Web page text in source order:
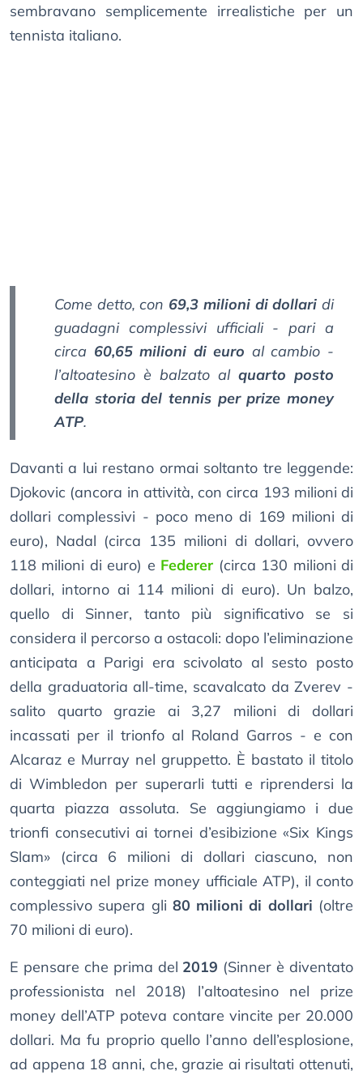
sembravano semplicemente irrealistiche per un
tennista italiano.
Come detto, con 69,3 milioni di dollari di
guadagni complessivi ufficiali - pari a
circa 60,65 milioni di euro al cambio -
l’altoatesino è balzato al quarto posto
della storia del tennis per prize money
ATP.
Davanti a lui restano ormai soltanto tre leggende:
Djokovic (ancora in attività, con circa 193 milioni di
dollari complessivi - poco meno di 169 milioni di
euro), Nadal (circa 135 milioni di dollari, ovvero
118 milioni di euro) e Federer (circa 130 milioni di
dollari, intorno ai 114 milioni di euro). Un balzo,
quello di Sinner, tanto più significativo se si
considera il percorso a ostacoli: dopo l’eliminazione
anticipata a Parigi era scivolato al sesto posto
della graduatoria all-time, scavalcato da Zverev -
salito quarto grazie ai 3,27 milioni di dollari
incassati per il trionfo al Roland Garros - e con
Alcaraz e Murray nel gruppetto. È bastato il titolo
di Wimbledon per superarli tutti e riprendersi la
quarta piazza assoluta. Se aggiungiamo i due
trionfi consecutivi ai tornei d’esibizione «Six Kings
Slam» (circa 6 milioni di dollari ciascuno, non
conteggiati nel prize money ufficiale ATP), il conto
complessivo supera gli 80 milioni di dollari (oltre
70 milioni di euro).
E pensare che prima del 2019 (Sinner è diventato
professionista nel 2018) l’altoatesino nel prize
money dell’ATP poteva contare vincite per 20.000
dollari. Ma fu proprio quello l’anno dell’esplosione,
ad appena 18 anni, che, grazie ai risultati ottenuti,